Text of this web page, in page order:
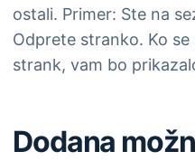
ostali. Primer: Ste na
Odprete stranko. Ko
strank, vam bo
Dodana